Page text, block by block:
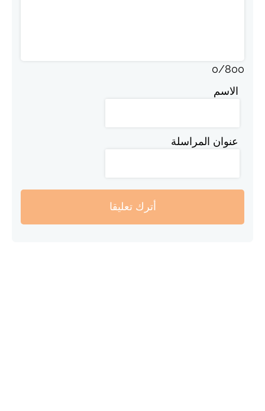
0/800
الاسم
عنوان المراسلة
أترك تعليقا